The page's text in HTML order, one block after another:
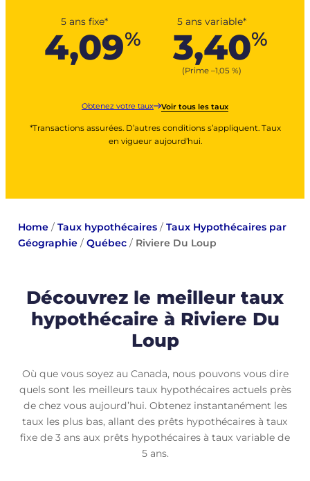
5 ans fixe*
4,09%
5 ans variable*
3,40%
(Prime –1,05 %)
Obtenez votre taux Voir tous les taux
*Transactions assurées. D’autres conditions s’appliquent. Taux
en vigueur aujourd’hui.
Home/ Taux hypothécaires/ Taux Hypothécaires par
Géographie/ Québec/ Riviere Du Loup
Découvrez le meilleur taux
hypothécaire à Riviere Du
Loup
Où que vous soyez au Canada, nous pouvons vous dire
quels sont les meilleurs taux hypothécaires actuels près
de chez vous aujourd’hui. Obtenez instantanément les
taux les plus bas, allant des prêts hypothécaires à taux
fixe de 3 ans aux prêts hypothécaires à taux variable de
5 ans.